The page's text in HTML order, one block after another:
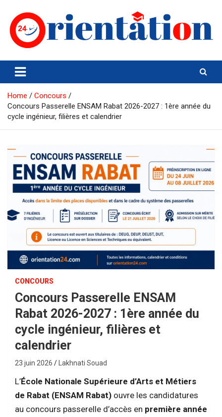
content
Orientation24
Emploi et Orientation au Maroc
Home
Concours
Concours Passerelle ENSAM Rabat 2026-2027 : 1ère année du
cycle ingénieur, filières et calendrier
CONCOURS
Concours Passerelle ENSAM
Rabat 2026-2027 : 1ère année du
cycle ingénieur, filières et
calendrier
23 juin 2026 Lakhnati Souad
L’École Nationale Supérieure d’Arts et Métiers
de Rabat (ENSAM Rabat) ouvre les candidatures
au concours passerelle d’accès en première année